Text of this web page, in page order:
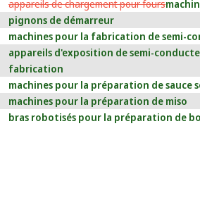
appareils de chargement pour fours
pignons de démarreur
machines pour la fabrication de semi-
appareils d'exposition de semi-
fabrication
machines pour la préparation de sauce
machines pour la préparation de miso
bras robotisés pour la préparation de